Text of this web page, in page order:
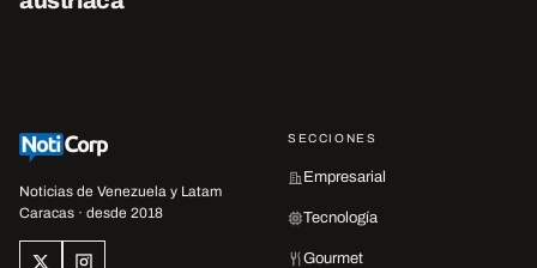
Noticias de Venezuela y Latam
Caracas · desde 2018
SECCIONES
Empresarial
Tecnología
Gourmet